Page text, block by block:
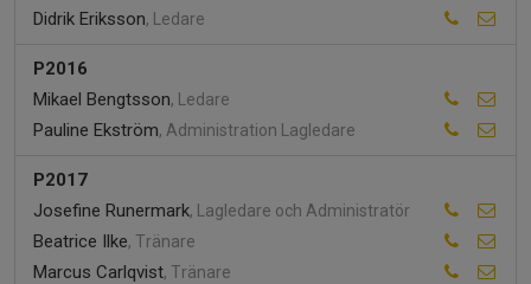
Didrik Eriksson, Ledare
P2016
Mikael Bengtsson, Ledare
Pauline Ekström, Administration Lagledare
P2017
Josefine Runermark, Lagledare och Administratör
Beatrice Ilke, Tränare
Marcus Carlqvist, Tränare